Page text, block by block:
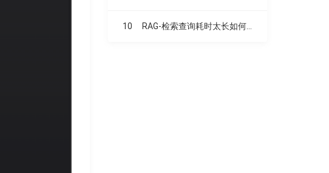
10 RAG-检索查询耗时太长如何优化